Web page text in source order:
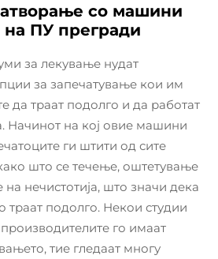
со машини
ПУ прегради
за лекување нудат
за запечатување кои им
да траат подолго и да работат
Начинот на кој овие машини
ги штити од сите
што се течење, оштетување
нечистотија, што значи дека
траат подолго. Некои студии
го имаат
тие гледаат многу